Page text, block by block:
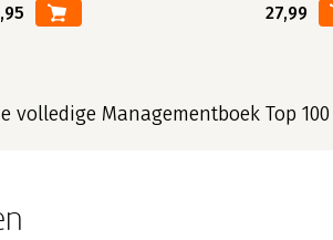
27,99
volledige Managementboek Top 100